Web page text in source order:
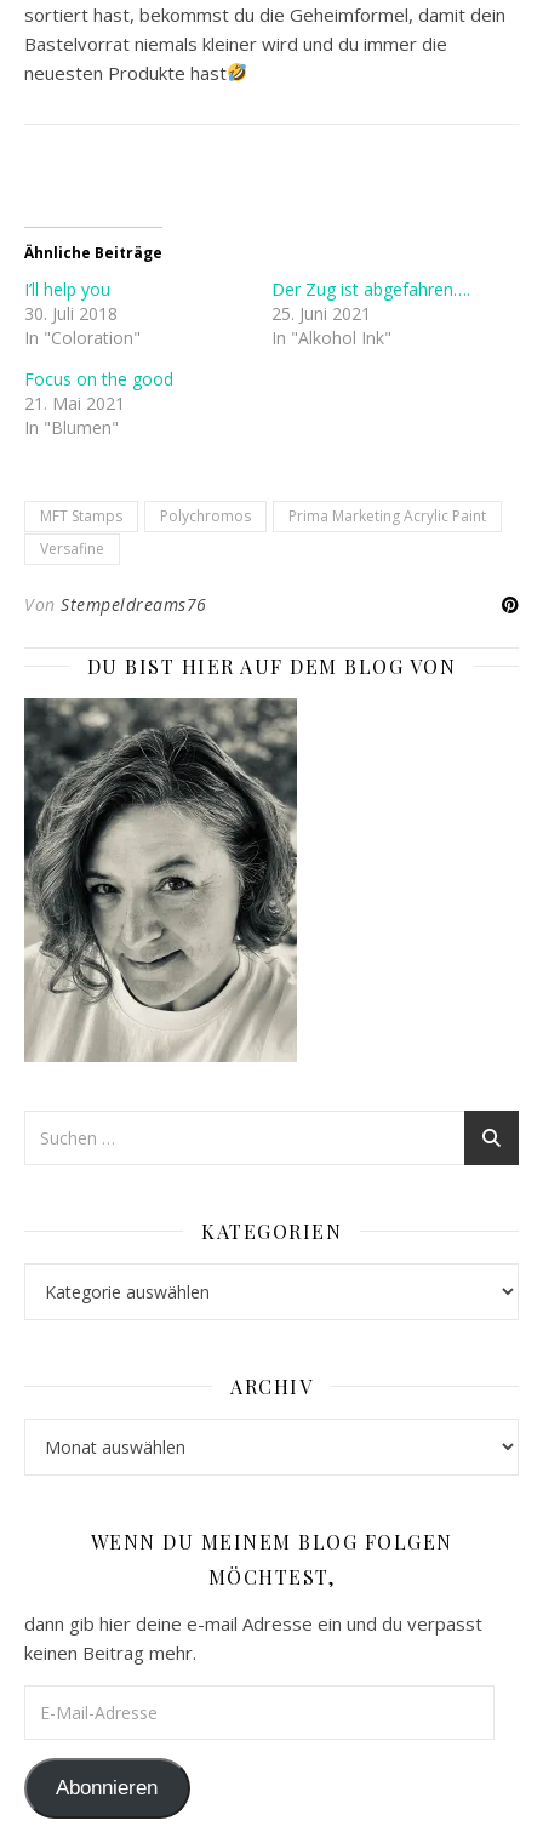
sortiert hast, bekommst du die Geheimformel, damit dein
Bastelvorrat niemals kleiner wird und du immer die
neuesten Produkte hast
Ähnliche Beiträge
I’ll help you
30. Juli 2018
In "Coloration"
Der Zug ist abgefahren….
25. Juni 2021
In "Alkohol Ink"
Focus on the good
21. Mai 2021
In "Blumen"
MFT Stamps Polychromos
Prima Marketing Acrylic Paint
Versafine
Von Stempeldreams76
DU BIST HIER AUF DEM BLOG VON
KATEGORIEN
ARCHIV
WENN DU MEINEM BLOG FOLGEN
MÖCHTEST,
dann gib hier deine e-mail Adresse ein und du verpasst
keinen Beitrag mehr.
Abonnieren